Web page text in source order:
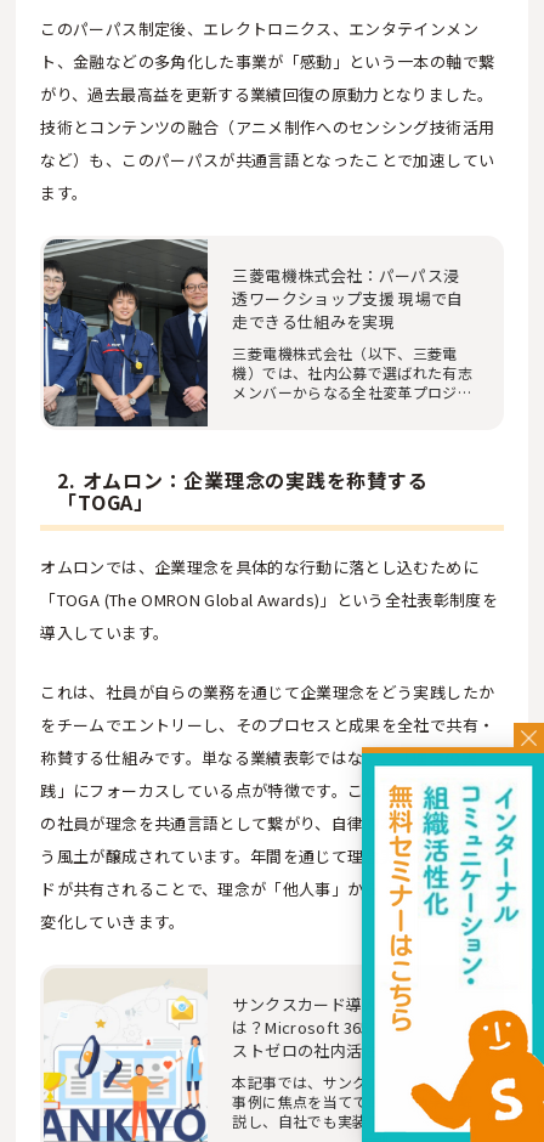
このパーパス制定後、エレクトロニクス、エンタテインメン
ト、金融などの多角化した事業が「感動」という一本の軸で繋
がり、過去最高益を更新する業績回復の原動力となりました。
技術とコンテンツの融合（アニメ制作へのセンシング技術活用
など）も、このパーパスが共通言語となったことで加速してい
ます。
三菱電機株式会社：パーパス浸
透ワークショップ支援 現場で自
走できる仕組みを実現
三菱電機株式会社（以下、三菱電
機）では、社内公募で選ばれた有志
メンバーからなる全社変革プロジェ
2. オムロン：企業理念の実践を称賛する
「TOGA」
オムロンでは、企業理念を具体的な行動に落とし込むために
「TOGA (The OMRON Global Awards)」という全社表彰制度を
導入しています。
これは、社員が自らの業務を通じて企業理念をどう実践したか
をチームでエントリーし、そのプロセスと成果を全社で共有・
称賛する仕組みです。単なる業績表彰ではなく、「理念の実
践」にフォーカスしている点が特徴です。これにより、世界中
の社員が理念を共通言語として繋がり、自律的な課題解決を行
う風土が醸成されています。年間を通じて理念実践のエピソー
ドが共有されることで、理念が「他人事」から「自分事」へと
変化していきます。
サンクスカード導入の効果と
は？Microsoft 365で実現するコ
ストゼロの社内活性化と成功事
例
本記事では、サンクスカードの導入
事例に焦点を当てて導入の効果を解
説し、自社でも実装できる方法を提